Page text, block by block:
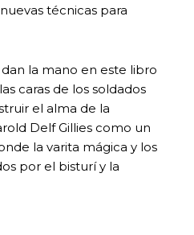
técnicas para
la mano en este libro
caras de los soldados
el alma de la
Delf Gillies como un
la varita mágica y los
por el bisturí y la